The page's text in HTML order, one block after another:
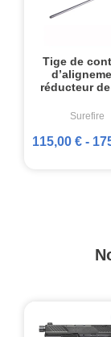
Tige de
réducteur
Surefire
115,00 € -